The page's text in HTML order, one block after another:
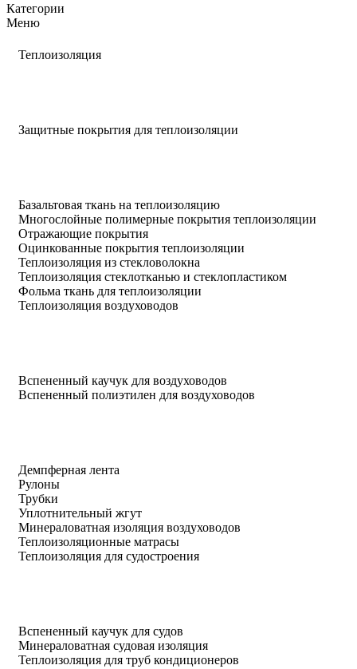
Категории
Меню
Теплоизоляция
Защитные покрытия для теплоизоляции
Базальтовая ткань на теплоизоляцию
Многослойные полимерные покрытия теплоизоляции
Отражающие покрытия
Оцинкованные покрытия теплоизоляции
Теплоизоляция из стекловолокна
Теплоизоляция стеклотканью и стеклопластиком
Фольма ткань для теплоизоляции
Теплоизоляция воздуховодов
Вспененный каучук для воздуховодов
Вспененный полиэтилен для воздуховодов
Демпферная лента
Рулоны
Трубки
Уплотнительный жгут
Минераловатная изоляция воздуховодов
Теплоизоляционные матрасы
Теплоизоляция для судостроения
Вспененный каучук для судов
Минераловатная судовая изоляция
Теплоизоляция для труб кондиционеров